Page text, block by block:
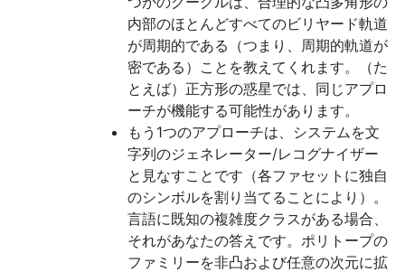
内部のほとんどすべてのビリヤード軌道
が周期的である（つまり、周期的軌道が
密である）ことを教えてくれます。（た
とえば）正方形の惑星では、同じアプロ
ーチが機能する可能性があります。
もう1つのアプローチは、システムを文
字列のジェネレーター/レコグナイザー
と見なすことです（各ファセットに独自
のシンボルを割り当てることにより）。
言語に既知の複雑度クラスがある場合、
それがあなたの答えです。ポリトープの
ファミリーを非凸および任意の次元に拡